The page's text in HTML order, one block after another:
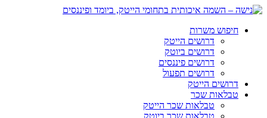
חיפוש משרות
דרושים הייטק
דרושים ביוטק
דרושים פיננסים
דרושים תפעול
דרושים הייטק
טבלאות שכר
טבלאות שכר הייטק
טבלאות שכר ביוטק